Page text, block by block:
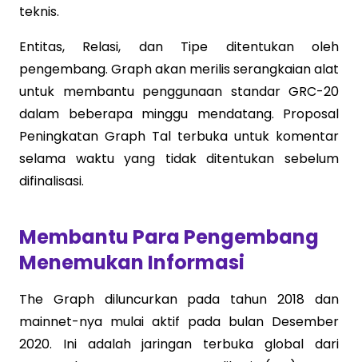
teknis.
Entitas, Relasi, dan Tipe ditentukan oleh
pengembang. Graph akan merilis serangkaian alat
untuk membantu penggunaan standar GRC-20
dalam beberapa minggu mendatang. Proposal
Peningkatan Graph Tal terbuka untuk komentar
selama waktu yang tidak ditentukan sebelum
difinalisasi.
Membantu Para Pengembang
Menemukan Informasi
The Graph diluncurkan pada tahun 2018 dan
mainnet-nya mulai aktif pada bulan Desember
2020. Ini adalah jaringan terbuka global dari